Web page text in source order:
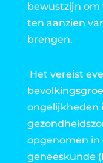
bewustzijn om
ten aanzien
brengen.
Het vereist
ongelijkheden
opgenomen in
geneeskunde